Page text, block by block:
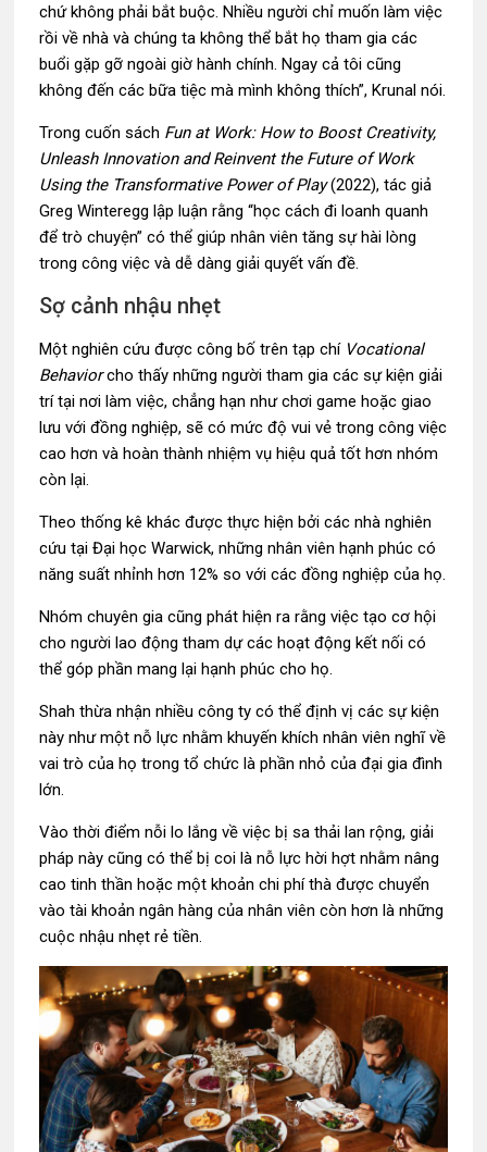
chứ không phải bắt buộc. Nhiều người chỉ muốn làm việc
rồi về nhà và chúng ta không thể bắt họ tham gia các
buổi gặp gỡ ngoài giờ hành chính. Ngay cả tôi cũng
không đến các bữa tiệc mà mình không thích”, Krunal nói.
Trong cuốn sách Fun at Work: How to Boost Creativity,
Unleash Innovation and Reinvent the Future of Work
Using the Transformative Power of Play(2022), tác giả
Greg Winteregg lập luận rằng “học cách đi loanh quanh
để trò chuyện” có thể giúp nhân viên tăng sự hài lòng
trong công việc và dễ dàng giải quyết vấn đề.
Sợ cảnh nhậu nhẹt
Một nghiên cứu được công bố trên tạp chíVocational
Behaviorcho thấy những người tham gia các sự kiện giải
trí tại nơi làm việc, chẳng hạn như chơi game hoặc giao
lưu với đồng nghiệp, sẽ có mức độ vui vẻ trong công việc
cao hơn và hoàn thành nhiệm vụ hiệu quả tốt hơn nhóm
còn lại.
Theo thống kê khác được thực hiện bởi các nhà nghiên
cứu tại Đại học Warwick, những nhân viên hạnh phúc có
năng suất nhỉnh hơn 12% so với các đồng nghiệp của họ.
Nhóm chuyên gia cũng phát hiện ra rằng việc tạo cơ hội
cho người lao động tham dự các hoạt động kết nối có
thể góp phần mang lại hạnh phúc cho họ.
Shah thừa nhận nhiều công ty có thể định vị các sự kiện
này như một nỗ lực nhằm khuyến khích nhân viên nghĩ về
vai trò của họ trong tổ chức là phần nhỏ của đại gia đình
lớn.
Vào thời điểm nỗi lo lắng về việc bị sa thải lan rộng, giải
pháp này cũng có thể bị coi là nỗ lực hời hợt nhằm nâng
cao tinh thần hoặc một khoản chi phí thà được chuyển
vào tài khoản ngân hàng của nhân viên còn hơn là những
cuộc nhậu nhẹt rẻ tiền.